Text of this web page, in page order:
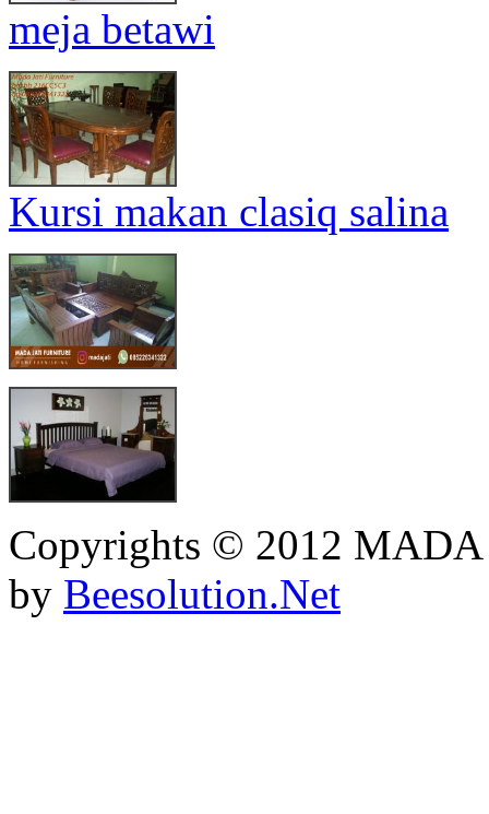
meja betawi
Kursi makan clasiq salina
Copyrights © 2012
by Beesolution.Net